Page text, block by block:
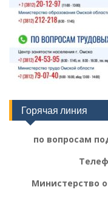
Горячая линия
по вопросам
Министерство